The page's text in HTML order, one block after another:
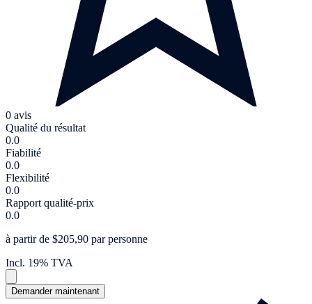
0 avis
Qualité du résultat
0.0
Fiabilité
0.0
Flexibilité
0.0
Rapport qualité-prix
0.0
à partir de $205,90 par personne
Incl. 19% TVA
Demander maintenant